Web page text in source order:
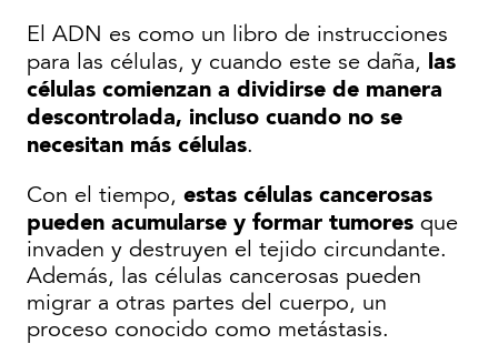
El ADN es como un libro de instrucciones
para las células, y cuando este se daña, las
células comienzan a dividirse de manera
descontrolada, incluso cuando no se
necesitan más células.
Con el tiempo, estas células cancerosas
pueden acumularse y formar tumores que
invaden y destruyen el tejido circundante.
Además, las células cancerosas pueden
migrar a otras partes del cuerpo, un
proceso conocido como metástasis.